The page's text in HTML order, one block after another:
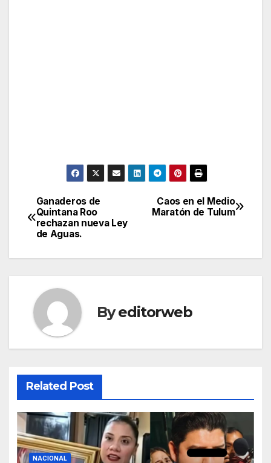
Post
navigation
Caos en el Medio
Maratón de Tulum
Ganaderos de
Quintana Roo
rechazan nueva Ley
de Aguas.
Byeditorweb
Related Post
NACIONAL